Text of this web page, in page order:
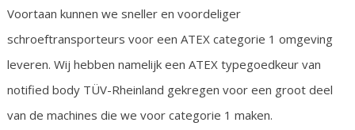
Voortaan kunnen we sneller en voordeliger
schroeftransporteurs voor een ATEX categorie 1 omgeving
leveren. Wij hebben namelijk een ATEX typegoedkeur van
notified body TÜV-Rheinland gekregen voor een groot deel
van de machines die we voor categorie 1 maken.